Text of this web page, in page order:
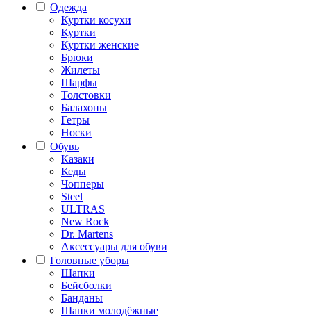
Одежда
Куртки косухи
Куртки
Куртки женские
Брюки
Жилеты
Шарфы
Толстовки
Балахоны
Гетры
Носки
Обувь
Казаки
Кеды
Чопперы
Steel
ULTRAS
New Rock
Dr. Martens
Аксессуары для обуви
Головные уборы
Шапки
Бейсболки
Банданы
Шапки молодёжные